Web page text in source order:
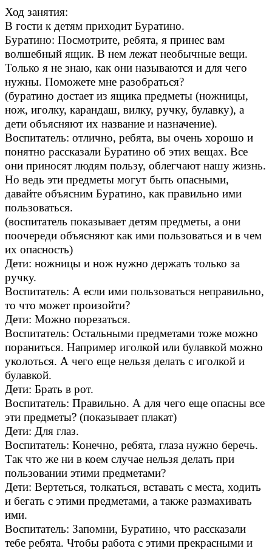
Ход занятия:
В гости к детям приходит Буратино.
Буратино: Посмотрите, ребята, я принес вам
волшебный ящик. В нем лежат необычные вещи.
Только я не знаю, как они называются и для чего
нужны. Поможете мне разобраться?
(буратино достает из ящика предметы (ножницы,
нож, иголку, карандаш, вилку, ручку, булавку), а
дети объясняют их название и назначение).
Воспитатель: отлично, ребята, вы очень хорошо и
понятно рассказали Буратино об этих вещах. Все
они приносят людям пользу, облегчают нашу жизнь.
Но ведь эти предметы могут быть опасными,
давайте объясним Буратино, как правильно ими
пользоваться.
(воспитатель показывает детям предметы, а они
поочереди объясняют как ими пользоваться и в чем
их опасность)
Дети: ножницы и нож нужно держать только за
ручку.
Воспитатель: А если ими пользоваться неправильно,
то что может произойти?
Дети: Можно порезаться.
Воспитатель: Остальными предметами тоже можно
пораниться. Например иголкой или булавкой можно
уколоться. А чего еще нельзя делать с иголкой и
булавкой.
Дети: Брать в рот.
Воспитатель: Правильно. А для чего еще опасны все
эти предметы? (показывает плакат)
Дети: Для глаз.
Воспитатель: Конечно, ребята, глаза нужно беречь.
Так что же ни в коем случае нельзя делать при
пользовании этими предметами?
Дети: Вертеться, толкаться, вставать с места, ходить
и бегать с этими предметами, а также размахивать
ими.
Воспитатель: Запомни, Буратино, что рассказали
тебе ребята. Чтобы работа с этими прекрасными и